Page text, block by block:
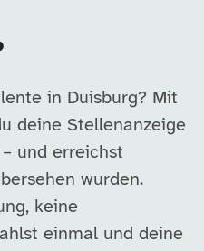
in Duisburg? Mit
deine Stellenanzeige
und erreichst
wurden.
keine
einmal und deine